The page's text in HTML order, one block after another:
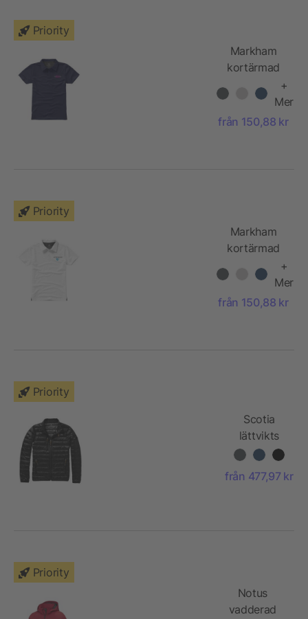
Priority
Markham
kortärmad
pikétröja för
damer
+
Mer
från 150,88 kr
Priority
Markham
kortärmad
+
Mer
från 150,88 kr
Priority
Scotia
lättvikts
dunjacka
från 477,97 kr
Priority
Notus
vadderad